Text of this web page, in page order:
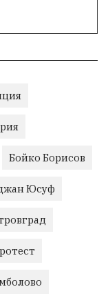
Бойко Борисов
Юсуф